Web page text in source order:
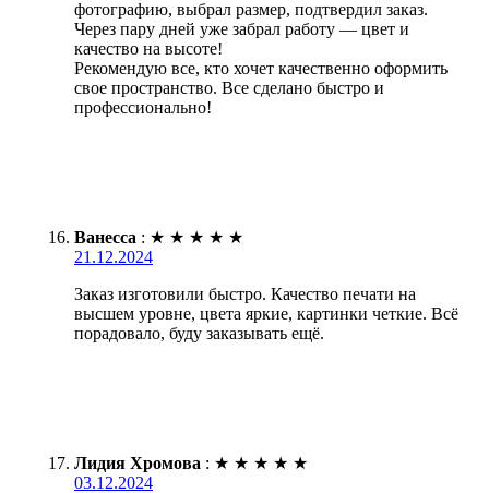
фотографию, выбрал размер, подтвердил заказ.
Через пару дней уже забрал работу — цвет и
качество на высоте!
Рекомендую все, кто хочет качественно оформить
свое пространство. Все сделано быстро и
профессионально!
Ванесса : ★ ★ ★ ★ ★
21.12.2024
Заказ изготовили быстро. Качество печати на
высшем уровне, цвета яркие, картинки четкие. Всё
порадовало, буду заказывать ещё.
Лидия Хромова : ★ ★ ★ ★ ★
03.12.2024